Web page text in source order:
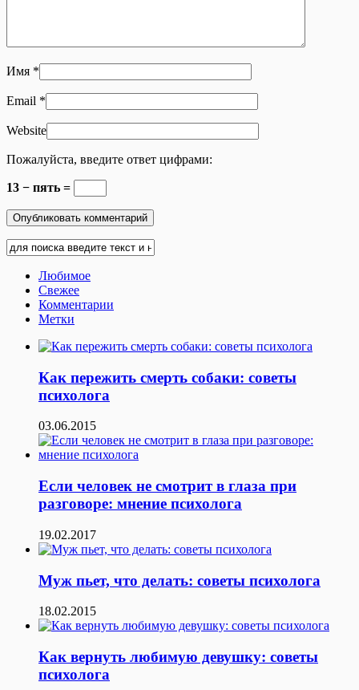
Имя *
Email *
Website
Пожалуйста, введите ответ цифрами:
13 − пять =
Любимое
Свежее
Комментарии
Метки
Как пережить смерть собаки: советы
психолога
03.06.2015
Если человек не смотрит в глаза при
разговоре: мнение психолога
19.02.2017
Муж пьет, что делать: советы психолога
18.02.2015
Как вернуть любимую девушку: советы
психолога